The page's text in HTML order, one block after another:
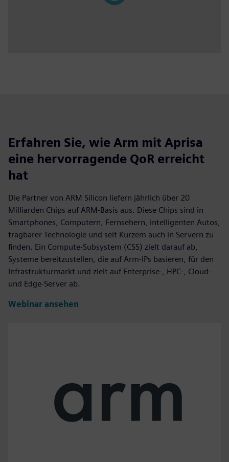
Erfahren Sie, wie Arm mit Aprisa
eine hervorragende QoR erreicht
hat
Die Partner von ARM Silicon liefern jährlich über 20
Milliarden Chips auf ARM-Basis aus. Diese Chips sind in
Smartphones, Computern, Fernsehern, intelligenten Autos,
tragbarer Technologie und seit Kurzem auch in Servern zu
finden. Ein Compute-Subsystem (CSS) zielt darauf ab,
Systeme bereitzustellen, die auf Arm-IPs basieren, für den
Infrastrukturmarkt und zielt auf Enterprise-, HPC-, Cloud-
und Edge-Server ab.
Webinar ansehen